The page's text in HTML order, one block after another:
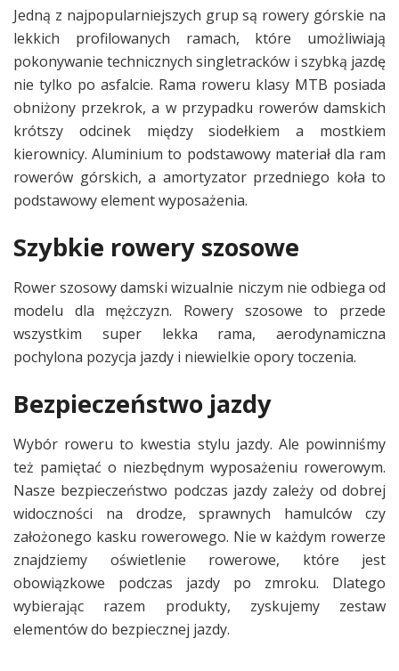
Jedną z najpopularniejszych grup są rowery górskie na
lekkich profilowanych ramach, które umożliwiają
pokonywanie technicznych singletracków i szybką jazdę
nie tylko po asfalcie. Rama roweru klasy MTB posiada
obniżony przekrok, a w przypadku rowerów damskich
krótszy odcinek między siodełkiem a mostkiem
kierownicy. Aluminium to podstawowy materiał dla ram
rowerów górskich, a amortyzator przedniego koła to
podstawowy element wyposażenia.
Szybkie rowery szosowe
Rower szosowy damski wizualnie niczym nie odbiega od
modelu dla mężczyzn. Rowery szosowe to przede
wszystkim super lekka rama, aerodynamiczna
pochylona pozycja jazdy i niewielkie opory toczenia.
Bezpieczeństwo jazdy
Wybór roweru to kwestia stylu jazdy. Ale powinniśmy
też pamiętać o niezbędnym wyposażeniu rowerowym.
Nasze bezpieczeństwo podczas jazdy zależy od dobrej
widoczności na drodze, sprawnych hamulców czy
założonego kasku rowerowego. Nie w każdym rowerze
znajdziemy oświetlenie rowerowe, które jest
obowiązkowe podczas jazdy po zmroku. Dlatego
wybierając razem produkty, zyskujemy zestaw
elementów do bezpiecznej jazdy.